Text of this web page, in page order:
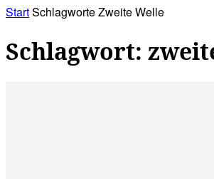
StartSchlagworteZweite Welle
Schlagwort: